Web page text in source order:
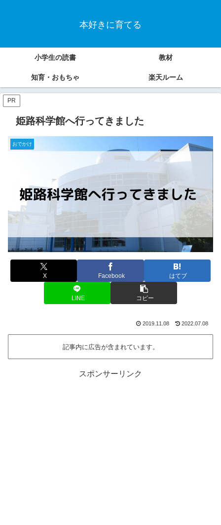
本好きに育てる
小学生の読書 教材
知育・おもちゃ 楽天ルーム
PR
姫路科学館へ行ってきました
おでかけ
X Facebook はてブ
LINE コピー
2019.11.08 2022.07.08
記事内に広告が含まれています。
スポンサーリンク